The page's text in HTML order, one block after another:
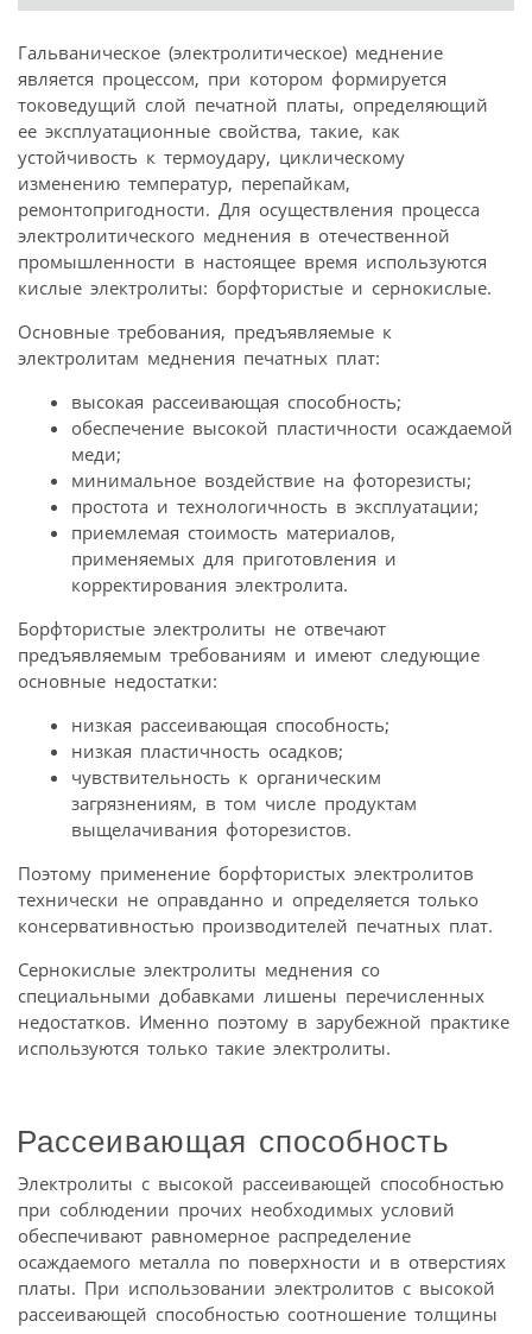
Гальваническое (электролитическое) меднение
является процессом, при котором формируется
токоведущий слой печатной платы, определяющий
ее эксплуатационные свойства, такие, как
устойчивость к термоудару, циклическому
изменению температур, перепайкам,
ремонтопригодности. Для осуществления процесса
электролитического меднения в отечественной
промышленности в настоящее время используются
кислые электролиты: борфтористые и сернокислые.
Основные требования, предъявляемые к
электролитам меднения печатных плат:
высокая рассеивающая способность;
обеспечение высокой пластичности осаждаемой
меди;
минимальное воздействие на фоторезисты;
простота и технологичность в эксплуатации;
приемлемая стоимость материалов,
применяемых для приготовления и
корректирования электролита.
Борфтористые электролиты не отвечают
предъявляемым требованиям и имеют следующие
основные недостатки:
низкая рассеивающая способность;
низкая пластичность осадков;
чувствительность к органическим
загрязнениям, в том числе продуктам
выщелачивания фоторезистов.
Поэтому применение борфтористых электролитов
технически не оправданно и определяется только
консервативностью производителей печатных плат.
Сернокислые электролиты меднения со
специальными добавками лишены перечисленных
недостатков. Именно поэтому в зарубежной практике
используются только такие электролиты.
Рассеивающая способность
Электролиты с высокой рассеивающей способностью
при соблюдении прочих необходимых условий
обеспечивают равномерное распределение
осаждаемого металла по поверхности и в отверстиях
платы. При использовании электролитов с высокой
рассеивающей способностью соотношение толщины